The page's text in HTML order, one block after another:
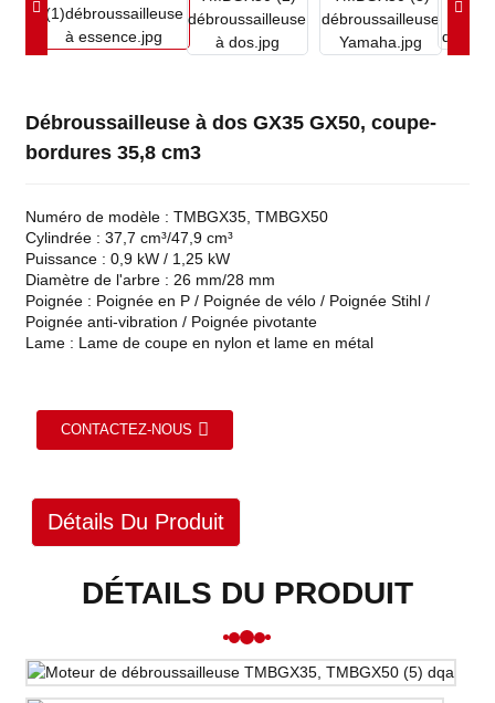
Débroussailleuse à dos GX35 GX50, coupe-
bordures 35,8 cm3
Numéro de modèle : TMBGX35, TMBGX50
Cylindrée : 37,7 cm³/47,9 cm³
Puissance : 0,9 kW / 1,25 kW
Diamètre de l'arbre : 26 mm/28 mm
Poignée : Poignée en P / Poignée de vélo / Poignée Stihl /
Poignée anti-vibration / Poignée pivotante
Lame : Lame de coupe en nylon et lame en métal
CONTACTEZ-NOUS
Détails Du Produit
DÉTAILS DU PRODUIT